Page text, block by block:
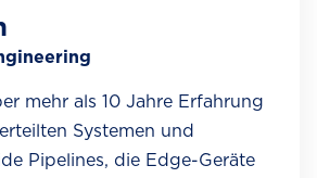
mehr als 10 Jahre Erfahrung
Systemen und
Pipelines, die Edge-Geräte